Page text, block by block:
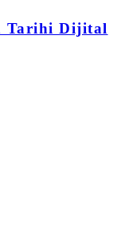
Tarihi Dijital